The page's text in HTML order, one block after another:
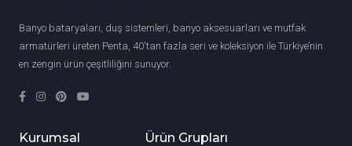
Banyo bataryaları, duş sistemleri, banyo aksesuarları ve mutfak
armatürleri üreten Penta, 40'tan fazla seri ve koleksiyon ile Türkiye’nin
en zengin ürün çeşitliliğini sunuyor.
Kurumsal Ürün Grupları